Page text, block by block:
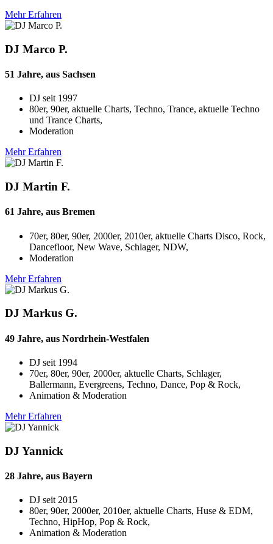
Mehr Erfahren
DJ Marco P.
51 Jahre, aus Sachsen
DJ seit 1997
80er, 90er, aktuelle Charts, Techno, Trance, aktuelle Techno
und Trance Charts,
Moderation
Mehr Erfahren
DJ Martin F.
61 Jahre, aus Bremen
70er, 80er, 90er, 2000er, 2010er, aktuelle Charts Disco, Rock,
Dancefloor, New Wave, Schlager, NDW,
Moderation
Mehr Erfahren
DJ Markus G.
49 Jahre, aus Nordrhein-Westfalen
DJ seit 1994
70er, 80er, 90er, 2000er, aktuelle Charts, Schlager,
Ballermann, Evergreens, Techno, Dance, Pop & Rock,
Animation & Moderation
Mehr Erfahren
DJ Yannick
28 Jahre, aus Bayern
DJ seit 2015
80er, 90er, 2000er, 2010er, aktuelle Charts, Huse & EDM,
Techno, HipHop, Pop & Rock,
Animation & Moderation